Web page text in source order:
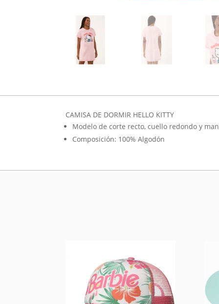
CAMISA DE DORMIR HELLO KITTY
Modelo de corte recto, cuello redondo y
Composición: 100% Algodón